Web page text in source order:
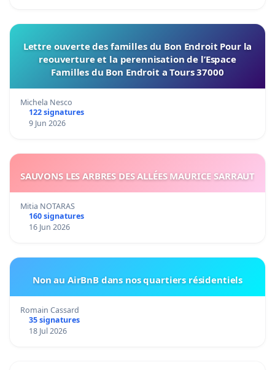
Lettre ouverte des familles du Bon Endroit Pour la
reouverture et la perennisation de l’Espace
Familles du Bon Endroit a Tours 37000
Michela Nesco
122 signatures
9 Jun 2026
SAUVONS LES ARBRES DES ALLÉES MAURICE SARRAUT
Mitia NOTARAS
160 signatures
16 Jun 2026
Non au AirBnB dans nos quartiers résidentiels
Romain Cassard
35 signatures
18 Jul 2026